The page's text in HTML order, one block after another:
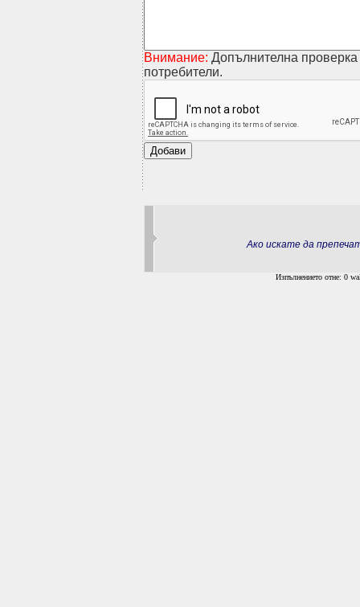
Внимание: Допълнителна
потребители.
Ако искате да
Изпълнението отне: 0